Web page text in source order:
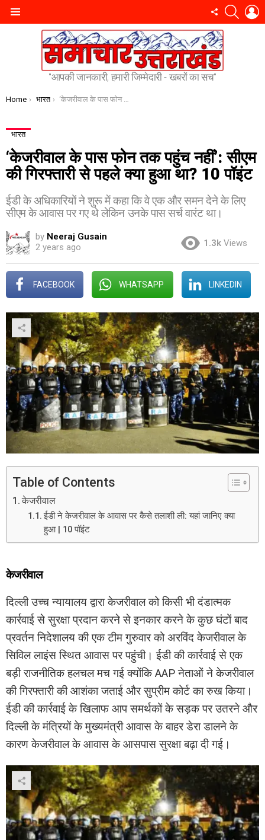
FOLLOW
"आपकी जानकारी, हमारी जिम्मेदारी - खबरों का सच"
You are here:
Home भारत ‘केजरीवाल के पास फोन तक पहुंच नहीं’: सीएम की गिरफ्तारी से पहले क्या हुआ था? 10 पॉइंट
भारत
‘केजरीवाल के पास फोन तक पहुंच नहीं’: सीएम
की गिरफ्तारी से पहले क्या हुआ था? 10 पॉइंट
ईडी के अधिकारियों ने शुरू में कहा कि वे एक और समन देने के लिए
सीएम के आवास पर गए थे लेकिन उनके पास सर्च वारंट था।
by Neeraj Gusain
2 years ago
1.3k Views
FACEBOOK WHATSAPP LINKEDIN
Table of Contents
केजरीवाल
ईडी ने केजरीवाल के आवास पर कैसे तलाशी ली: यहां जानिए क्या
हुआ | 10 पॉइंट
केजरीवाल
दिल्ली उच्च न्यायालय द्वारा केजरीवाल को किसी भी दंडात्मक
कार्रवाई से सुरक्षा प्रदान करने से इनकार करने के कुछ घंटों बाद
प्रवर्तन निदेशालय की एक टीम गुरुवार को अरविंद केजरीवाल के
सिविल लाइंस स्थित आवास पर पहुंची। ईडी की कार्रवाई से एक
बड़ी राजनीतिक हलचल मच गई क्योंकि AAP नेताओं ने केजरीवाल
की गिरफ्तारी की आशंका जताई और सुप्रीम कोर्ट का रुख किया।
ईडी की कार्रवाई के खिलाफ आप समर्थकों के सड़क पर उतरने और
दिल्ली के मंत्रियों के मुख्यमंत्री आवास के बाहर डेरा डालने के
कारण केजरीवाल के आवास के आसपास सुरक्षा बढ़ा दी गई।